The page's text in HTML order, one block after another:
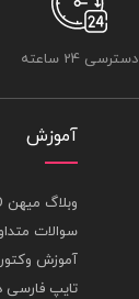
دسترسی 24 ساعته
آموزش
وبلاگ میهن PSD
سوالات
آموزش وکتور
تایپ فارسی